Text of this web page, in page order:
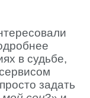
в судьбе,
задать